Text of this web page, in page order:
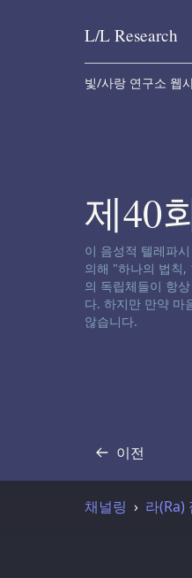
Skip to content
L/L Research
빛/사랑 연구소 웹
제40
채널링 면책 성명
이 음성적 텔레파
의해 "하나의 법칙,
의 독립체들이 항
다. 하지만 만약 마
않습니다.
이전
기록
채널링 라(Ra)